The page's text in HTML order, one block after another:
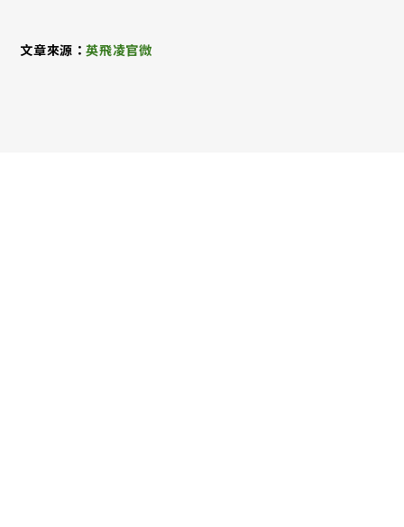
文章來源：英飛凌官微